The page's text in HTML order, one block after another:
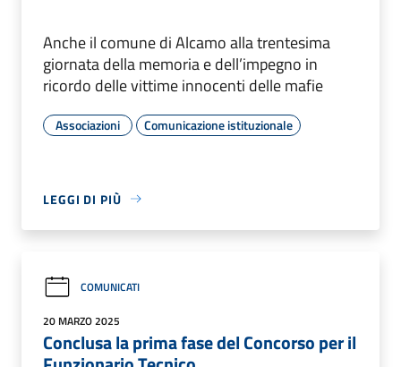
Anche il comune di Alcamo alla trentesima
giornata della memoria e dell’impegno in
ricordo delle vittime innocenti delle mafie
Associazioni Comunicazione istituzionale
LEGGI DI PIÙ
COMUNICATI
20 MARZO 2025
Conclusa la prima fase del Concorso per il